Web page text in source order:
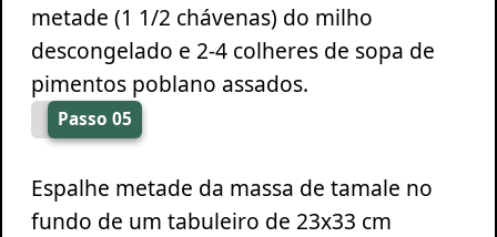
metade (1 1/2 chávenas) do milho
descongelado e 2-4 colheres de sopa de
pimentos poblano assados.
Passo 05
Espalhe metade da massa de tamale no
fundo de um tabuleiro de 23x33 cm